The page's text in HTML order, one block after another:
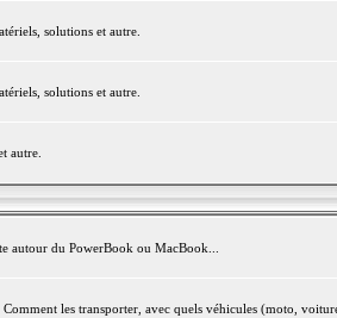
solutions et autre.
solutions et autre.
autre.
autour du PowerBook ou MacBook...
les transporter, avec quels véhicules (moto,